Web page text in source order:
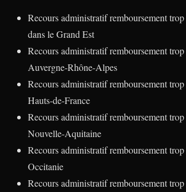
Recours administratif remboursement
dans le Grand Est
Recours administratif remboursement
Auvergne-Rhône-Alpes
Recours administratif remboursement
Hauts-de-France
Recours administratif remboursement
Nouvelle-Aquitaine
Recours administratif remboursement
Occitanie
Recours administratif remboursement